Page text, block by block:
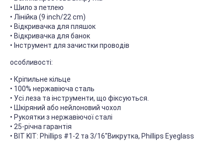
• Шило з петлею
• Лінійка (9 inch/22 cm)
• Відкривачка для пляшок
• Відкривачка для банок
• Інструмент для зачистки проводів
особливості:
• Кріпильне кільце
• 100% нержавіюча сталь
• Усі леза та інструменти, що фіксуються.
• Шкіряний або нейлоновий чохол
• Рукоятки з нержавіючої сталі
• 25-річна гарантія
• BIT KIT: Phillips #1-2 та 3/16"Викрутка, Phillips Eyeglass